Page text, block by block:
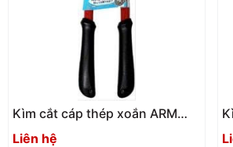
Kìm cắt cáp thép xoắn ARM
RC-450
Liên hệ